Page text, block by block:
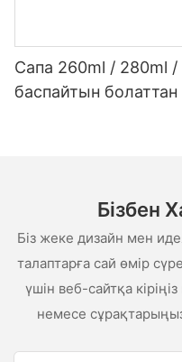
Сапа 260ml / 280ml
баспайтын болаттан
Бізбен
Біз жеке дизайн мен
талаптарға сай өмір
үшін веб-сайтқа
немесе